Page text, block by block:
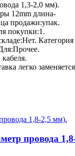
1,3-2,0 мм).
12mm длина-
продажи:упак.
покупки:1.
Категория
легко заменяется
провода